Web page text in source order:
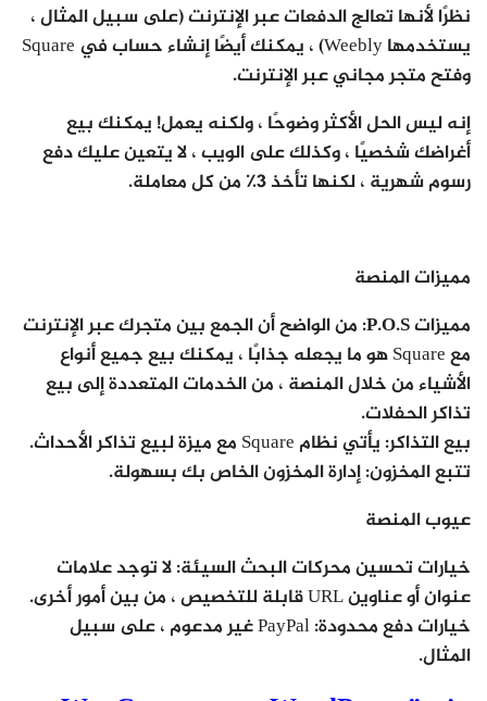
نظرًا لأنها تعالج الدفعات عبر الإنترنت (على سبيل المثال ،
يستخدمها Weebly) ، يمكنك أيضًا إنشاء حساب في Square
وفتح متجر مجاني عبر الإنترنت.
إنه ليس الحل الأكثر وضوحًا ، ولكنه يعمل! يمكنك بيع
أغراضك شخصيًا ، وكذلك على الويب ، لا يتعين عليك دفع
رسوم شهرية ، لكنها تأخذ 3٪ من كل معاملة.
مميزات المنصة
مميزات P.O.S:
من الواضح أن الجمع بين متجرك عبر الإنترنت
مع Square هو ما يجعله جذابًا ، يمكنك بيع جميع أنواع
الأشياء من خلال المنصة ، من الخدمات المتعددة إلى بيع
تذاكر الحفلات.
بيع التذاكر: يأتي نظام Square مع ميزة لبيع تذاكر الأحداث.
تتبع المخزون:إدارة المخزون الخاص بك بسهولة.
عيوب المنصة
خيارات تحسين محركات البحث السيئة:لا توجد علامات
عنوان أو عناوين URL قابلة للتخصيص ، من بين أمور أخرى.
خيارات دفع محدودة:
PayPal غير مدعوم ، على سبيل
المثال.